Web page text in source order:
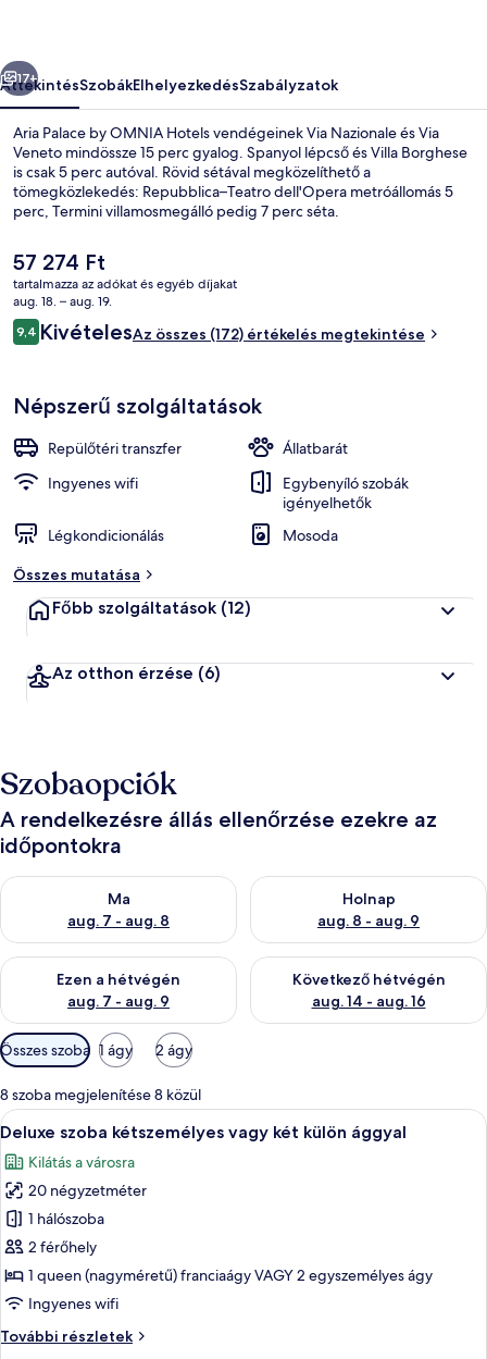
Következő
17+
ÁttekintésSzobákElhelyezkedésSzabályzatok
Aria Palace by OMNIA Hotels vendégeinek Via Nazionale és Via
Veneto mindössze 15 perc gyalog. Spanyol lépcső és Villa Borghese
is csak 5 perc autóval. Rövid sétával megközelíthető a
tömegközlekedés: Repubblica–Teatro dell'Opera metróállomás 5
perc, Termini villamosmegálló pedig 7 perc séta.
A
jelenlegi
ár
57 274 Ft
57 274 Ft
tartalmazza az adókat és egyéb díjakat
aug. 18. – aug. 19.
Értékelések
9,49,4 ennyiből: 10
KivételesAz összes (172) értékelés megtekintése
Népszerű szolgáltatások
Repülőtéri transzfer
Állatbarát
Ingyenes wifi
Egybenyíló szobák
igényelhetők
Légkondicionálás
Mosoda
Összes mutatása
Főbb szolgáltatások (12)
Az otthon érzése (6)
Szobaopciók
A rendelkezésre állás ellenőrzése ezekre az
időpontokra
Ma
aug. 7 - aug. 8
A ma esti rendelkezésre állás ellenőrzése: aug. 7 - aug. 8
Holnap
aug. 8 - aug. 9
A holnapi rendelkezésre állás
Ezen a hétvégén
aug. 7 - aug. 9
A mostani hétvégi rendelkezésre állás ellenőrzése: aug. 7 -
Következő hétvégén
aug. 14 - aug. 16
A következő hétvégi
Szobákhoz
rendelkezésre
álló
szűrők
Összes szoba 1 ágy 2 ágy
8 szoba megjelenítése 8 közül
A
következő
szoba
összes
képének
megtekintése:
Deluxe
szoba
kétszemélyes
vagy
Egy szállodai szoba két ággyal,
4
Deluxe szoba kétszemélyes vagy két külön ággyal
Kilátás a városra
20 négyzetméter
1 hálószoba
2 férőhely
1 queen (nagyméretű) franciaágy VAGY 2 egyszemélyes ágy
Ingyenes wifi
További részletek
Deluxe